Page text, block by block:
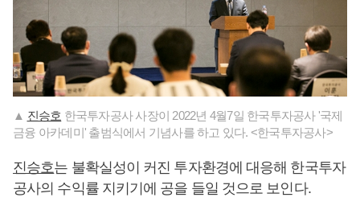
▲ 진승호 한국투자공사 사장이 2022년 4월7일 한국투자공사 '국제
금융 아카데미' 출범식에서 기념사를 하고 있다. <한국투자공사>
진승호는 불확실성이 커진 투자환경에 대응해 한국투자
공사의 수익률 지키기에 공을 들일 것으로 보인다.